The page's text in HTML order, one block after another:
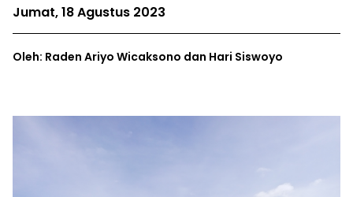
Jumat, 18 Agustus 2023
Oleh: Raden Ariyo Wicaksono dan Hari Siswoyo